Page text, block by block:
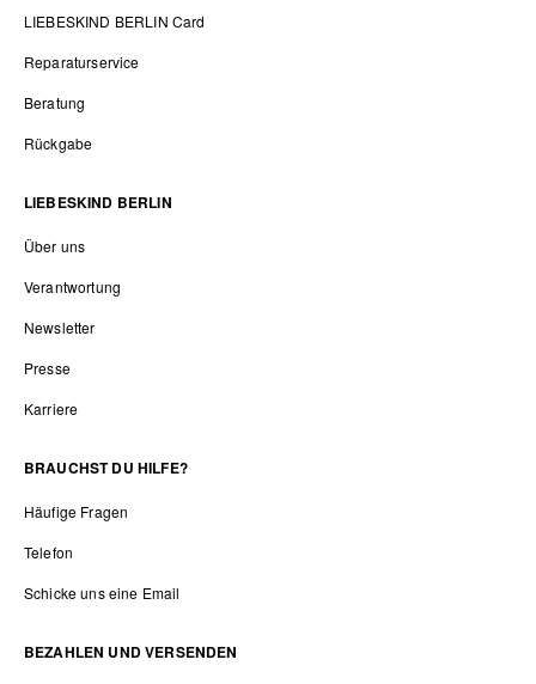
LIEBESKIND BERLIN Card
Reparaturservice
Beratung
Rückgabe
LIEBESKIND BERLIN
Über uns
Verantwortung
Newsletter
Presse
Karriere
BRAUCHST DU HILFE?
Häufige Fragen
Telefon
Schicke uns eine Email
BEZAHLEN UND VERSENDEN